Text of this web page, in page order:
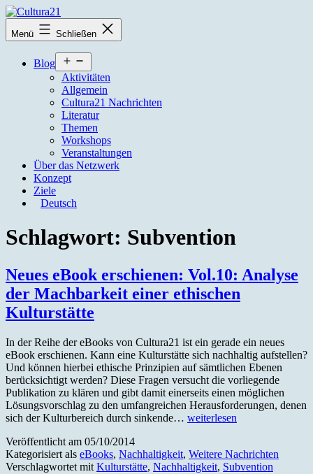
Zum
Inhalt
springen
Cultura21
Menü Schließen
Blog
öffnen
Aktivitäten
Allgemein
Cultura21 Nachrichten
Literatur
Themen
Workshops
Veranstaltungen
Über das Netzwerk
Konzept
Ziele
Deutsch
Schlagwort: Subvention
Neues eBook erschienen: Vol.10: Analyse
der Machbarkeit einer ethischen
Kulturstätte
In der Reihe der eBooks von Cultura21 ist ein gerade ein neues
eBook erschienen. Kann eine Kulturstätte sich nachhaltig aufstellen?
Und können hierbei ethische Prinzipien auf sämtlichen Ebenen
berücksichtigt werden? Diese Fragen versucht die vorliegende
Publikation zu klären und gibt damit einerseits einen möglichen
Lösungsvorschlag zu den umfangreichen Herausforderungen, denen
sich der Kulturbereich durch sinkende… Neues
Vol.10:
Analyse
weiterlesen
Veröffentlicht am 05/10/2014
Kategorisiert als eBooks, Nachhaltigkeit, Weitere Nachrichten
Verschlagwortet mit Kulturstätte, Nachhaltigkeit, Subvention